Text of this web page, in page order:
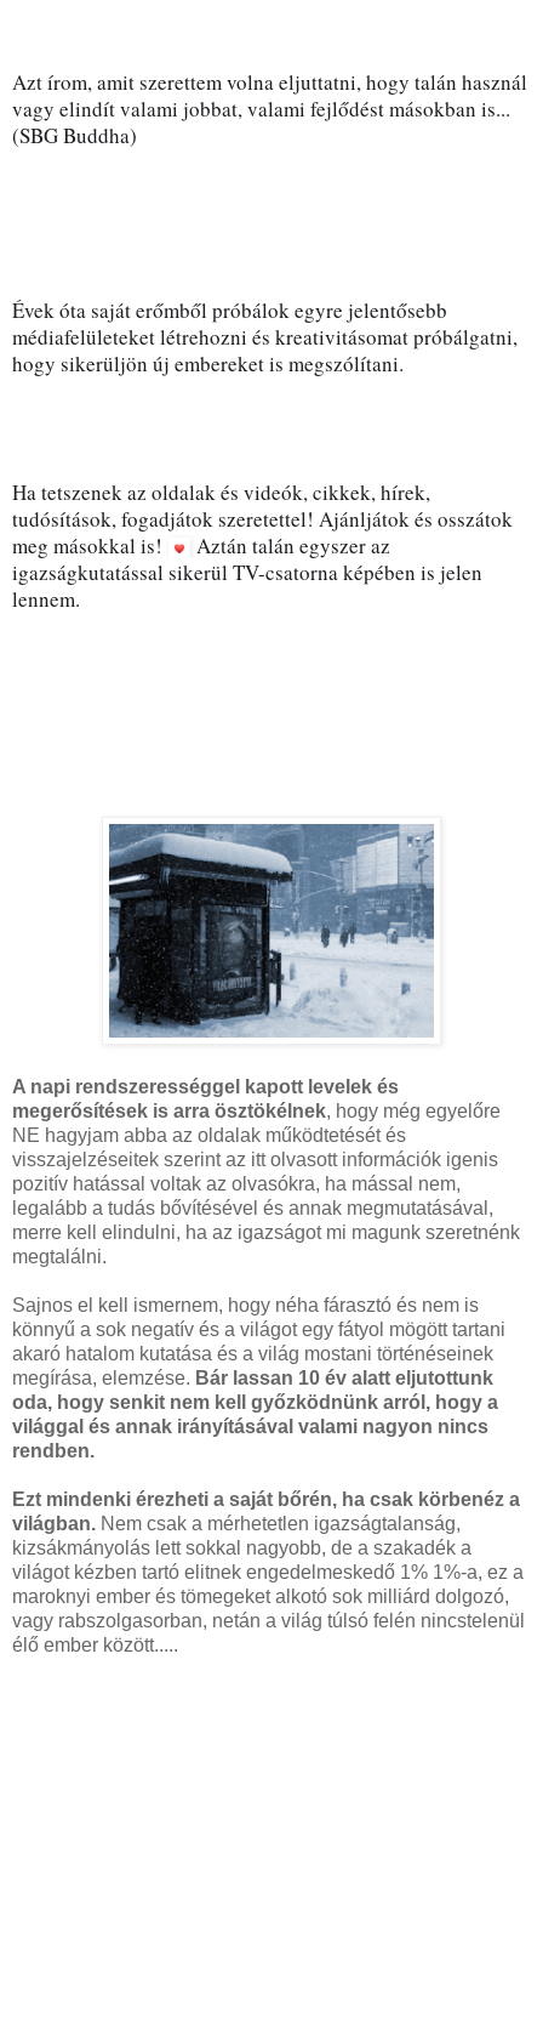
Azt írom, amit szerettem volna eljuttatni, hogy talán használ
vagy elindít valami jobbat, valami fejlődést másokban is...
(SBG Buddha)
Évek óta saját erőmből próbálok egyre jelentősebb
médiafelületeket létrehozni és kreativitásomat próbálgatni,
hogy sikerüljön új embereket is megszólítani.
Ha tetszenek az oldalak és videók, cikkek, hírek,
tudósítások, fogadjátok szeretettel! Ajánljátok és osszátok
meg másokkal is!
Aztán talán egyszer az
igazságkutatással sikerül TV-csatorna képében is jelen
lennem.
A napi rendszerességgel kapott levelek és
megerősítések is arra ösztökélnek, hogy még egyelőre
NE hagyjam abba az oldalak működtetését és
visszajelzéseitek szerint az itt olvasott információk igenis
pozitív hatással voltak az olvasókra, ha mással nem,
legalább a tudás bővítésével és annak megmutatásával,
merre kell elindulni, ha az igazságot mi magunk szeretnénk
megtalálni.
Sajnos el kell ismernem, hogy néha fárasztó és nem is
könnyű a sok negatív és a világot egy fátyol mögött tartani
akaró hatalom kutatása és a világ mostani történéseinek
megírása, elemzése. Bár lassan 10 év alatt eljutottunk
oda, hogy senkit nem kell győzködnünk arról, hogy a
világgal és annak irányításával valami nagyon nincs
rendben.
Ezt mindenki érezheti a saját bőrén, ha csak körbenéz a
világban. Nem csak a mérhetetlen igazságtalanság,
kizsákmányolás lett sokkal nagyobb, de a szakadék a
világot kézben tartó elitnek engedelmeskedő 1% 1%-a, ez a
maroknyi ember és tömegeket alkotó sok milliárd dolgozó,
vagy rabszolgasorban, netán a világ túlsó felén nincstelenül
élő ember között.....